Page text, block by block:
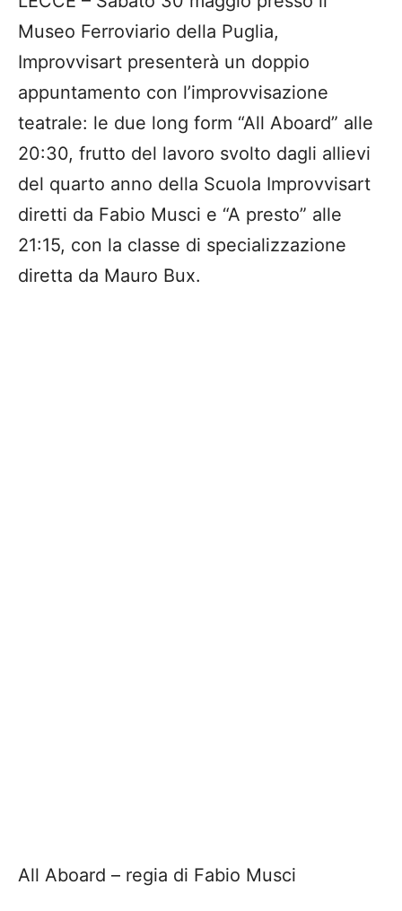
Museo Ferroviario della Puglia,
Improvvisart presenterà un doppio
appuntamento con l’improvvisazione
teatrale: le due long form “All Aboard” alle
20:30, frutto del lavoro svolto dagli allievi
del quarto anno della Scuola Improvvisart
diretti da Fabio Musci e “A presto” alle
21:15, con la classe di specializzazione
diretta da Mauro Bux.
All Aboard – regia di Fabio Musci